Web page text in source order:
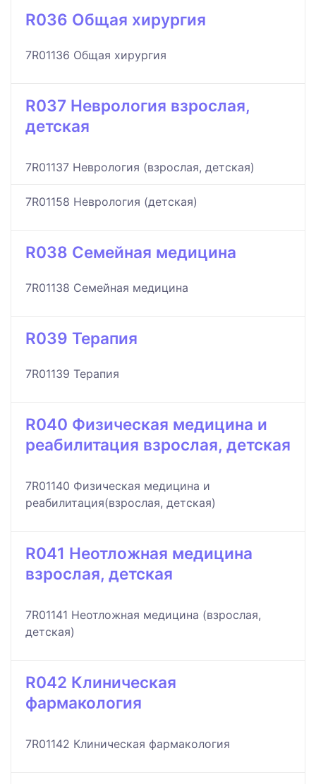
R036 Общая хирургия
7R01136 Общая хирургия
R037 Неврология взрослая,
детская
7R01137 Неврология (взрослая, детская)
7R01158 Неврология (детская)
R038 Семейная медицина
7R01138 Семейная медицина
R039 Терапия
7R01139 Терапия
R040 Физическая медицина и
реабилитация взрослая, детская
7R01140 Физическая медицина и
реабилитация(взрослая, детская)
R041 Неотложная медицина
взрослая, детская
7R01141 Неотложная медицина (взрослая,
детская)
R042 Клиническая
фармакология
7R01142 Клиническая фармакология